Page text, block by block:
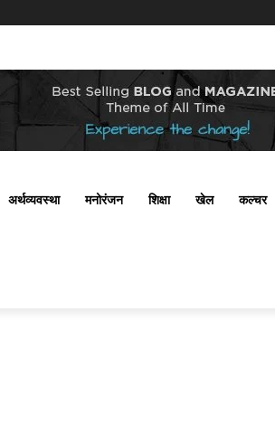
अर्थव्यवस्था मनोरंजन शिक्षा खेल कल्चर